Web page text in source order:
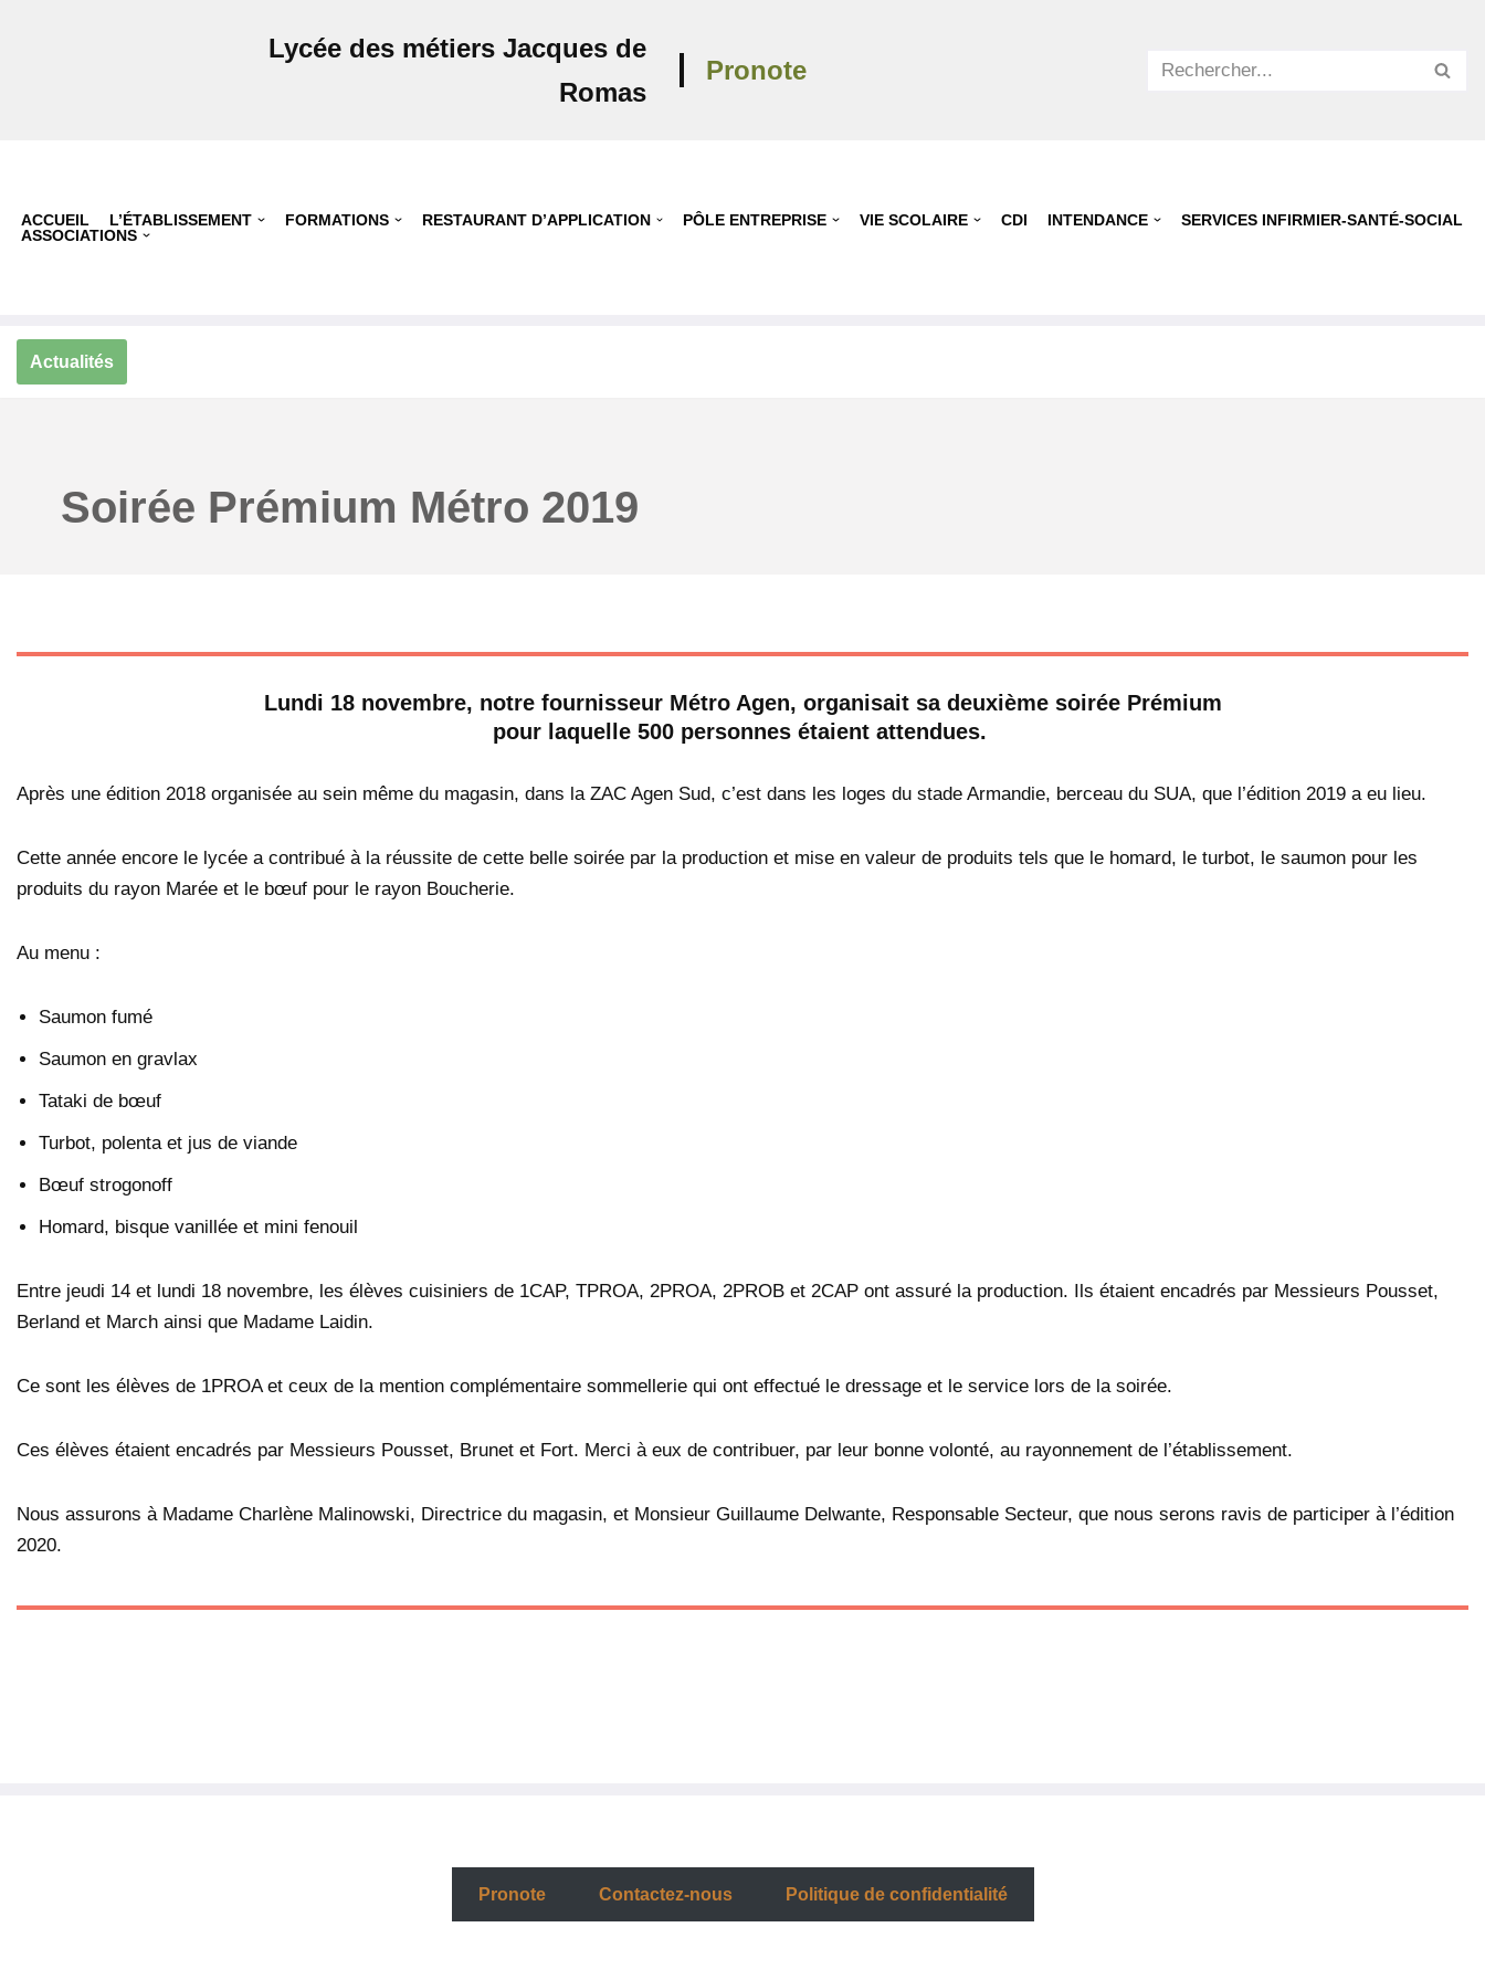
Lycée des métiers Jacques de
Romas
Pronote
ACCUEIL L’ÉTABLISSEMENT FORMATIONS RESTAURANT D’APPLICATION PÔLE ENTREPRISE VIE SCOLAIRE CDI INTENDANCE
SERVICES INFIRMIER-SANTÉ-SOCIAL
ASSOCIATIONS
Actualités
Soirée Prémium Métro 2019
Lundi 18 novembre, notre fournisseur Métro Agen, organisait sa deuxième soirée Prémium
pour laquelle 500 personnes étaient attendues.
Après une édition 2018 organisée au sein même du magasin, dans la ZAC Agen Sud, c’est dans les loges du stade Armandie, berceau du SUA, que l’édition 2019 a eu lieu.
Cette année encore le lycée a contribué à la réussite de cette belle soirée par la production et mise en valeur de produits tels que le homard, le turbot, le saumon pour les
produits du rayon Marée et le bœuf pour le rayon Boucherie.
Au menu :
Saumon fumé
Saumon en gravlax
Tataki de bœuf
Turbot, polenta et jus de viande
Bœuf strogonoff
Homard, bisque vanillée et mini fenouil
Entre jeudi 14 et lundi 18 novembre, les élèves cuisiniers de 1CAP, TPROA, 2PROA, 2PROB et 2CAP ont assuré la production. Ils étaient encadrés par Messieurs Pousset,
Berland et March ainsi que Madame Laidin.
Ce sont les élèves de 1PROA et ceux de la mention complémentaire sommellerie qui ont effectué le dressage et le service lors de la soirée.
Ces élèves étaient encadrés par Messieurs Pousset, Brunet et Fort. Merci à eux de contribuer, par leur bonne volonté, au rayonnement de l’établissement.
Nous assurons à Madame Charlène Malinowski, Directrice du magasin, et Monsieur Guillaume Delwante, Responsable Secteur, que nous serons ravis de participer à l’édition
2020.
Pronote Contactez-nous Politique de confidentialité